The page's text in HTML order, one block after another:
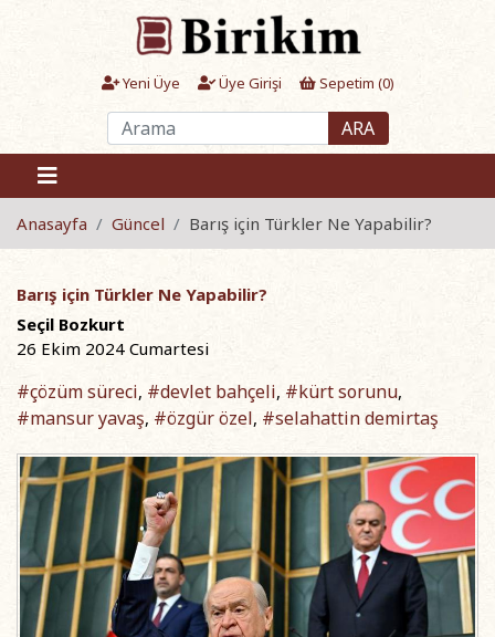
Yeni Üye Üye Girişi Sepetim (0)
ARA
Anasayfa Güncel Barış için Türkler Ne Yapabilir?
Barış için Türkler Ne Yapabilir?
Seçil Bozkurt
26 Ekim 2024 Cumartesi
#çözüm süreci, #devlet bahçeli, #kürt sorunu,
#mansur yavaş, #özgür özel, #selahattin demirtaş